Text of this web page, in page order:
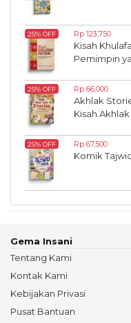
25% OFF Rp 123,750
Kisah
Pemimpin
25% OFF Rp 66,000
Akhlak
Kisah
25% OFF Rp 67,500
Komik
Gema Insani
Tentang Kami
Kontak Kami
Kebijakan Privasi
Pusat Bantuan